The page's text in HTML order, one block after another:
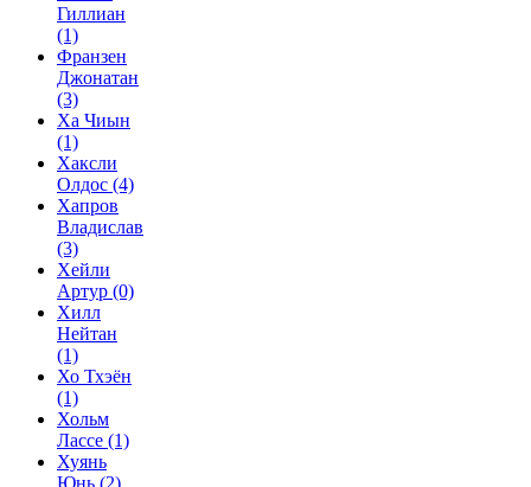
Гиллиан
(1)
Франзен
Джонатан
(3)
Ха Чиын
(1)
Хаксли
Олдос (4)
Хапров
Владислав
(3)
Хейли
Артур (0)
Хилл
Нейтан
(1)
Хо Тхэён
(1)
Хольм
Лассе (1)
Хуянь
Юнь (2)